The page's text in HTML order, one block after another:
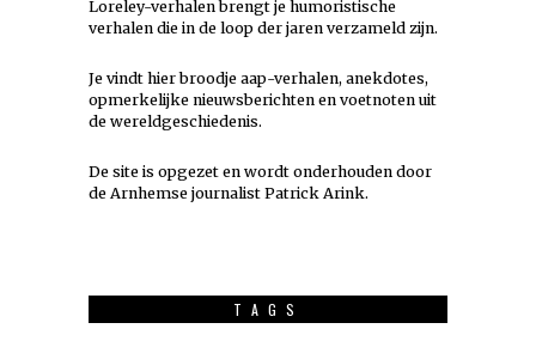
Loreley-verhalen brengt je humoristische
verhalen die in de loop der jaren verzameld zijn.
Je vindt hier broodje aap-verhalen, anekdotes,
opmerkelijke nieuwsberichten en voetnoten uit
de wereldgeschiedenis.
De site is opgezet en wordt onderhouden door
de Arnhemse journalist Patrick Arink.
TAGS